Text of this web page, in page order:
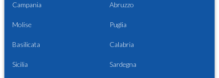
Campania Abruzzo
Molise Puglia
Basilicata Calabria
Sicilia Sardegna